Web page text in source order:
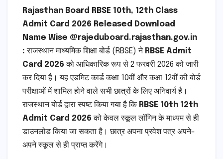
Rajasthan Board RBSE 10th, 12th Class
Admit Card 2026 Released Download
Name Wise @rajeduboard.rajasthan.gov.in
:राजस्थान माध्यमिक शिक्षा बोर्ड (RBSE) ने RBSE Admit
Card 2026 को आधिकारिक रूप से 2 फरवरी 2026 को जारी
कर दिया है। यह एडमिट कार्ड कक्षा 10वीं और कक्षा 12वीं की बोर्ड
परीक्षाओं में शामिल होने वाले सभी छात्रों के लिए अनिवार्य है।
राजस्थान बोर्ड द्वारा स्पष्ट किया गया है कि RBSE 10th 12th
Admit Card 2026को केवल स्कूल लॉगिन के माध्यम से ही
डाउनलोड किया जा सकता है। छात्र अपना प्रवेश पत्र अपने-
अपने स्कूल से ही प्राप्त करेंगे।